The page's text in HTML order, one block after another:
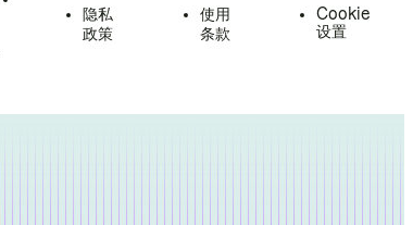
隐私
政策
使用
条款
Cookie
设置